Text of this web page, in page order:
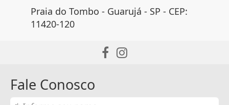
Praia do Tombo - Guarujá - SP - CEP:
11420-120
Fale Conosco